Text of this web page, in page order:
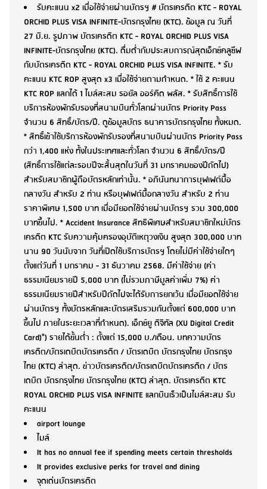
รับคะแนน x2 เมื่อใช้จ่ายผ่านบัตรฯ # บัตรเครดิต KTC - ROYAL
ORCHID PLUS VISA INFINITE-บัตรกรุงไทย (KTC). ข้อมูล ณ วันที่
27 มิ.ย. รูปภาพ บัตรเครดิต KTC - ROYAL ORCHID PLUS VISA
INFINITE-บัตรกรุงไทย (KTC). ดื่มด่ำกับประสบการณ์สุดเอ็กซ์คลูซีฟ
กับบัตรเครดิต KTC - ROYAL ORCHID PLUS VISA INFINITE. * รับ
คะแนน KTC ROP สูงสุด x3 เมื่อใช้จ่ายตามกำหนด. * ใช้ 2 คะแนน
KTC ROP แลกได้ 1 ไมล์สะสม รอยัล ออร์คิด พลัส. * รับสิทธิ์การใช้
บริการห้องพักรับรองที่สนามบินทั่วโลกผ่านบัตร Priority Pass
จำนวน 6 สิทธิ์/บัตร/ปี. ดูข้อมูลบัตร ธนาคารบัตรกรุงไทย ทั้งหมด.
* สิทธิ์เข้าใช้บริการห้องพักรับรองที่สนามบินผ่านบัตร Priority Pass
กว่า 1,400 แห่ง ทั้งในประเทศและทั่วโลก จำนวน 6 สิทธิ์/บัตร/ปี
(สิทธิ์การใช้แต่ละรอบปีจะสิ้นสุดในวันที่ 31 มกราคมของปีถัดไป)
สำหรับสมาชิกผู้ถือบัตรหลักเท่านั้น. * อภินันทนาการบุฟเฟต์มื้อ
กลางวัน สำหรับ 2 ท่าน หรือบุฟเฟต์มื้อกลางวัน สำหรับ 2 ท่าน
ราคาพิเศษ 1,500 บาท เมื่อมียอดใช้จ่ายผ่านบัตรฯ รวม 300,000
บาทขึ้นไป. * Accident Insurance สิทธิพิเศษสำหรับสมาชิกใหม่บัตร
เครดิต KTC รับความคุ้มครองอุบัติเหตุวงเงิน สูงสุด 300,000 บาท
นาน 90 วันนับจาก วันที่เปิดใช้บริการบัตรฯ โดยไม่มีค่าใช้จ่ายใดๆ
ตั้งแต่วันที่ 1 มกราคม - 31 ธันวาคม 2568. มีค่าใช้จ่าย (ค่า
ธรรมเนียมรายปี 5,000 บาท (ไม่รวมภาษีมูลค่าเพิ่ม 7%) ค่า
ธรรมเนียมรายปีสำหรับปีถัดไปจะได้รับการยกเว้น เมื่อมียอดใช้จ่าย
ผ่านบัตรฯ ทั้งบัตรหลักและบัตรเสริมรวมกันตั้งแต่ 600,000 บาท
ขึ้นไป ภายในระยะเวลาที่กำหนด). เอ็กซ์ยู ดิจิทัล (XU Digital Credit
Card)") รายได้ขั้นต่ำ : ตั้งแต่ 15,000 บ./เดือน. บทความบัตร
เครดิต/บัตรเดบิตบัตรเครดิต / บัตรเดบิต บัตรกรุงไทย บัตรกรุง
ไทย (KTC) ล่าสุด. ข่าวบัตรเครดิต/บัตรเดบิตบัตรเครดิต / บัตร
เดบิต บัตรกรุงไทย บัตรกรุงไทย (KTC) ล่าสุด. บัตรเครดิต KTC
ROYAL ORCHID PLUS VISA INFINITE แลกบินเร็วเป็นไมล์สะสม รับ
คะแนน
airport lounge
ไมล์
It has no annual fee if spending meets certain thresholds
It provides exclusive perks for travel and dining
จุดเด่นบัตรเครดิต